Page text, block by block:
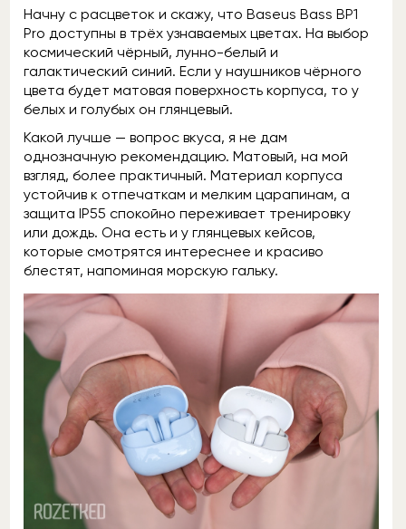
Начну с расцветок и скажу, что Baseus Bass BP1
Pro доступны в трёх узнаваемых цветах. На выбор
космический чёрный, лунно-белый и
галактический синий. Если у наушников чёрного
цвета будет матовая поверхность корпуса, то у
белых и голубых он глянцевый.
Какой лучше — вопрос вкуса, я не дам
однозначную рекомендацию. Матовый, на мой
взгляд, более практичный. Материал корпуса
устойчив к отпечаткам и мелким царапинам, а
защита IP55 спокойно переживает тренировку
или дождь. Она есть и у глянцевых кейсов,
которые смотрятся интереснее и красиво
блестят, напоминая морскую гальку.